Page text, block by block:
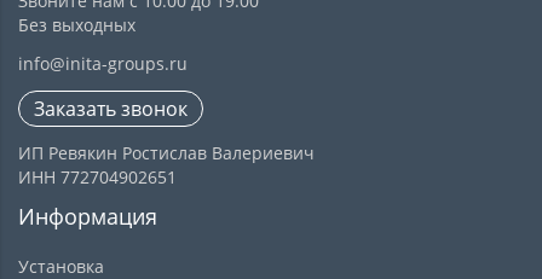
Без выходных
info@inita-groups.ru
Заказать звонок
ИП Ревякин Ростислав Валериевич
ИНН 772704902651
Информация
Установка